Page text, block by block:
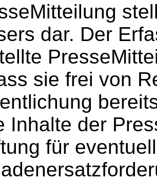
dar. Der
sie frei von
Inhalte der
für